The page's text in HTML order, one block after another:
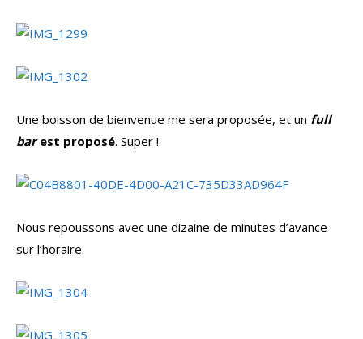
Une boisson de bienvenue me sera proposée, et un full
barest proposé. Super !
Nous repoussons avec une dizaine de minutes d’avance
sur l’horaire.